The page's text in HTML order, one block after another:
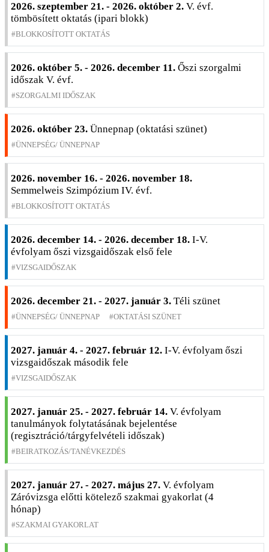
2026. szeptember 21. - 2026. október 2. V. évf.
tömbösített oktatás (ipari blokk)
BLOKKOSÍTOTT OKTATÁS
2026. október 5. - 2026. december 11. Őszi szorgalmi
időszak V. évf.
SZORGALMI IDŐSZAK
2026. október 23. Ünnepnap (oktatási szünet)
ÜNNEPSÉG/ ÜNNEPNAP
2026. november 16. - 2026. november 18.
Semmelweis Szimpózium IV. évf.
BLOKKOSÍTOTT OKTATÁS
2026. december 14. - 2026. december 18. I-V.
évfolyam őszi vizsgaidőszak első fele
VIZSGAIDŐSZAK
2026. december 21. - 2027. január 3. Téli szünet
ÜNNEPSÉG/ ÜNNEPNAP OKTATÁSI SZÜNET
2027. január 4. - 2027. február 12. I-V. évfolyam őszi
vizsgaidőszak második fele
VIZSGAIDŐSZAK
2027. január 25. - 2027. február 14. V. évfolyam
tanulmányok folytatásának bejelentése
(regisztráció/tárgyfelvételi időszak)
BEIRATKOZÁS/TANÉVKEZDÉS
2027. január 27. - 2027. május 27. V. évfolyam
Záróvizsga előtti kötelező szakmai gyakorlat (4
hónap)
SZAKMAI GYAKORLAT